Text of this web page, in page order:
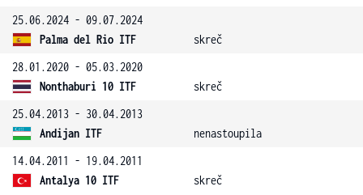
25.06.2024 - 09.07.2024
Palma del Rio ITF
skreč
28.01.2020 - 05.03.2020
Nonthaburi 10 ITF
skreč
25.04.2013 - 30.04.2013
Andijan ITF
nenastoupila
14.04.2011 - 19.04.2011
Antalya 10 ITF
skreč